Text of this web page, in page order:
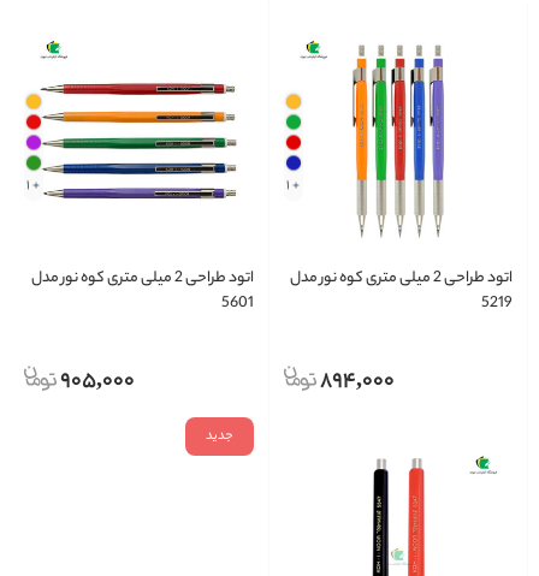
+ 1
اتود طراحی 2 میلی متری کوه نور مدل
5219
894,000
+ 1
اتود طراحی 2 میلی متری کوه نور مدل
5601
905,000
جدید